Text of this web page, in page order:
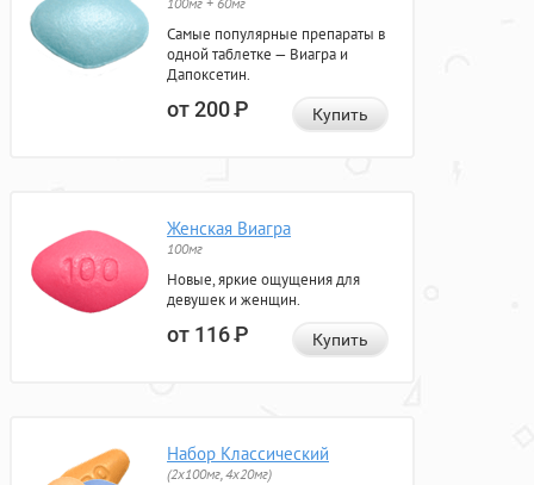
Самые популярные препараты в
одной таблетке — Виагра и
Дапоксетин.
от 200Р Купить
Женская Виагра
100мг
Новые, яркие ощущения для
девушек и женщин.
от 116Р Купить
Набор Классический
(2x100мг, 4x20мг)